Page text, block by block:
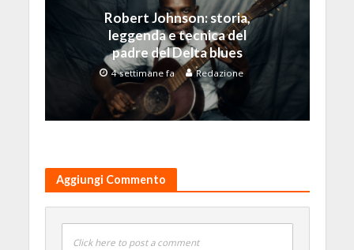
Robert Johnson: storia,
leggenda e tecnica del
padre del Delta blues
4 settimane fa Redazione
Aggiungi Commento
Click here to post a comment